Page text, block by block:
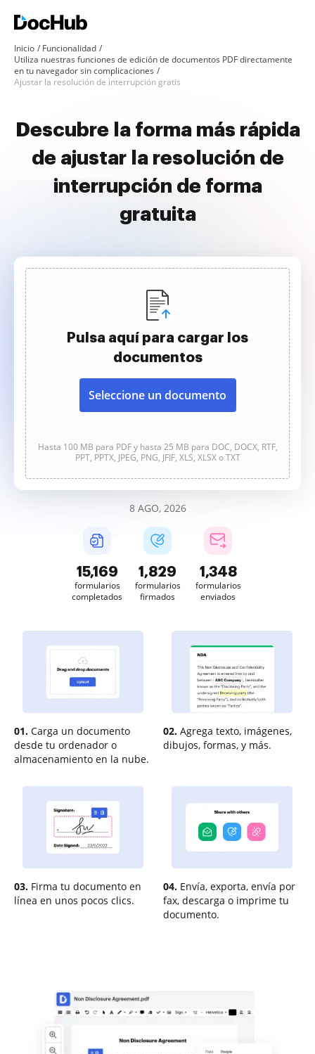
Inicio
Funcionalidad
Utiliza nuestras funciones de edición de documentos PDF directamente
en tu navegador sin complicaciones
Ajustar la resolución de interrupción gratis
Descubre la forma más rápida
de ajustar la resolución de
interrupción de forma
gratuita
Pulsa aquí para cargar los
documentos
Seleccione un documento
Hasta 100 MB para PDF y hasta 25 MB para DOC, DOCX, RTF,
PPT, PPTX, JPEG, PNG, JFIF, XLS, XLSX o TXT
8 AGO, 2026
15,169
formularios
completados
1,829
formularios
firmados
1,348
formularios
enviados
01. Carga un documento
desde tu ordenador o
almacenamiento en la nube.
02. Agrega texto, imágenes,
dibujos, formas, y más.
03. Firma tu documento en
línea en unos pocos clics.
04. Envía, exporta, envía por
fax, descarga o imprime tu
documento.